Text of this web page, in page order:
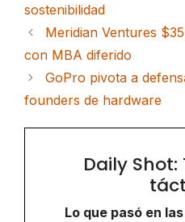
sostenibilidad
Meridian Ventures
con MBA diferido
GoPro pivota a
founders de hardware
Daily
Lo que pasó en